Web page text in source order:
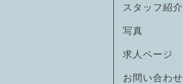
スタッフ紹介
写真
求人ページ
お問い合わせ